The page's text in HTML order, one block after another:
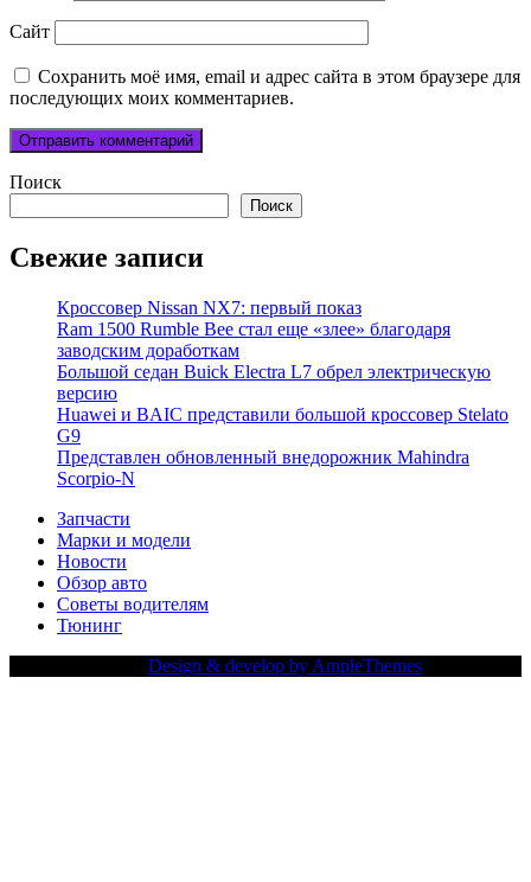
Сайт
Сохранить моё имя, email и адрес сайта в этом браузере для
последующих моих комментариев.
Поиск
Поиск
Свежие записи
Кроссовер Nissan NX7: первый показ
Ram 1500 Rumble Bee стал еще «злее» благодаря
заводским доработкам
Большой седан Buick Electra L7 обрел электрическую
версию
Huawei и BAIC представили большой кроссовер Stelato
G9
Представлен обновленный внедорожник Mahindra
Scorpio-N
Запчасти
Марки и модели
Новости
Обзор авто
Советы водителям
Тюнинг
Design & develop by AmpleThemes